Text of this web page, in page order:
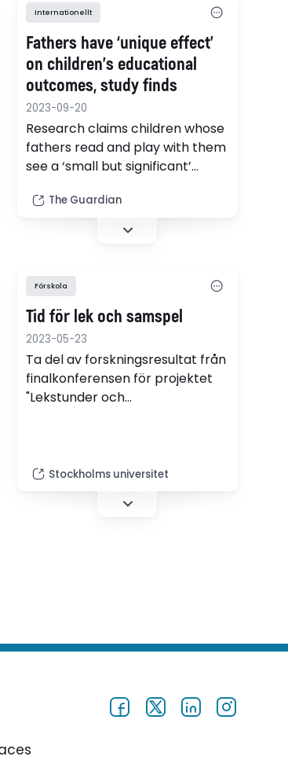
Internationellt
Fathers have ‘unique effect’
on children’s educational
outcomes, study finds
2023-09-20
Research claims children whose
fathers read and play with them
see a ‘small but significant’
attainment.
The Guardian
Förskola
Tid för lek och samspel
2023-05-23
Ta del av forskningsresultat från
finalkonferensen för projektet
"Lekstunder och
behov av stöd".
Stockholms universitet